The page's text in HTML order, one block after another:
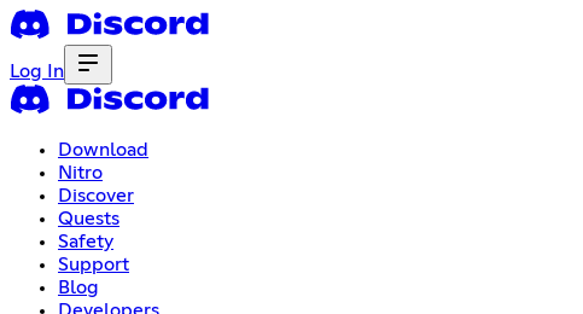
Log In
Download
Nitro
Discover
Quests
Safety
Support
Blog